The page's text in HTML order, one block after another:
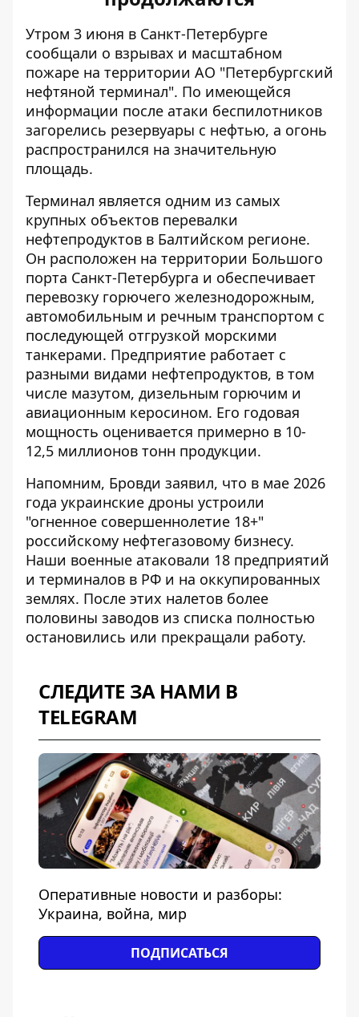
Утром 3 июня в Санкт-Петербурге
сообщали о взрывах и масштабном
пожаре на территории АО "Петербургский
нефтяной терминал". По имеющейся
информации после атаки беспилотников
загорелись резервуары с нефтью, а огонь
распространился на значительную
площадь.
Терминал является одним из самых
крупных объектов перевалки
нефтепродуктов в Балтийском регионе.
Он расположен на территории Большого
порта Санкт-Петербурга и обеспечивает
перевозку горючего железнодорожным,
автомобильным и речным транспортом с
последующей отгрузкой морскими
танкерами. Предприятие работает с
разными видами нефтепродуктов, в том
числе мазутом, дизельным горючим и
авиационным керосином. Его годовая
мощность оценивается примерно в 10-
12,5 миллионов тонн продукции.
Напомним, Бровди заявил, что в мае 2026
года украинские дроны устроили
"огненное совершеннолетие 18+"
российскому нефтегазовому бизнесу.
Наши военные атаковали 18 предприятий
и терминалов в РФ и на оккупированных
землях. После этих налетов более
половины заводов из списка полностью
остановились или прекращали работу.
СЛЕДИТЕ ЗА НАМИ В
TELEGRAM
Оперативные новости и разборы:
Украина, война, мир
ПОДПИСАТЬСЯ